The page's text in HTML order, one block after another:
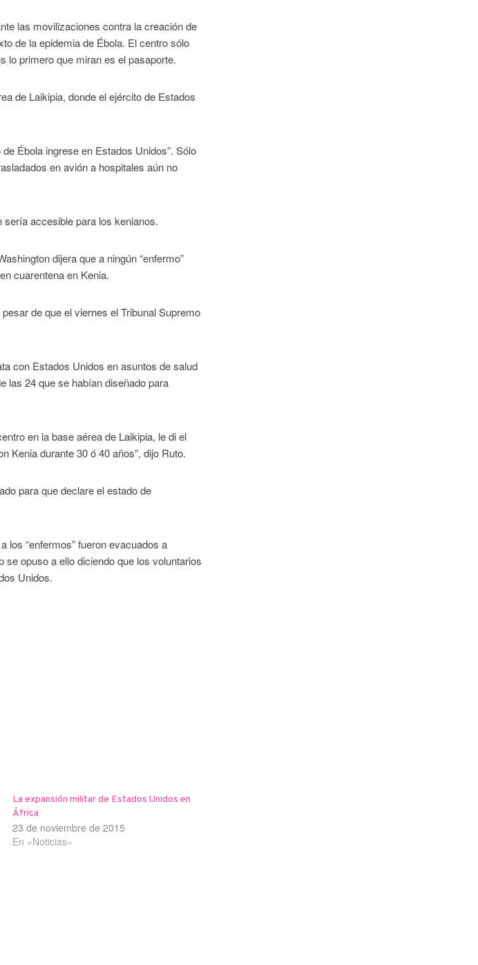
las movilizaciones contra la creación de
de la epidemia de Ébola. El centro sólo
lo primero que miran es el pasaporte.
de Laikipia, donde el ejército de Estados
Ébola ingrese en Estados Unidos”. Sólo
en avión a hospitales aún no
accesible para los kenianos.
dijera que a ningún “enfermo”
cuarentena en Kenia.
de que el viernes el Tribunal Supremo
con Estados Unidos en asuntos de salud
las 24 que se habían diseñado para
en la base aérea de Laikipia, le di el
Kenia durante 30 ó 40 años”, dijo Ruto.
para que declare el estado de
los “enfermos” fueron evacuados a
opuso a ello diciendo que los voluntarios
Unidos.
La expansión militar de Estados Unidos en
África
23 de noviembre de 2015
En «Noticias»